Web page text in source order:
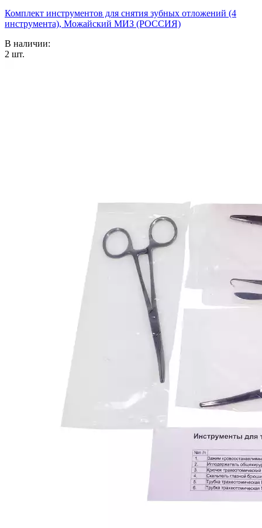
Комплект инструментов для снятия зубных отложений (4
инструмента), Можайский МИЗ (РОССИЯ)
В наличии:
2 шт.